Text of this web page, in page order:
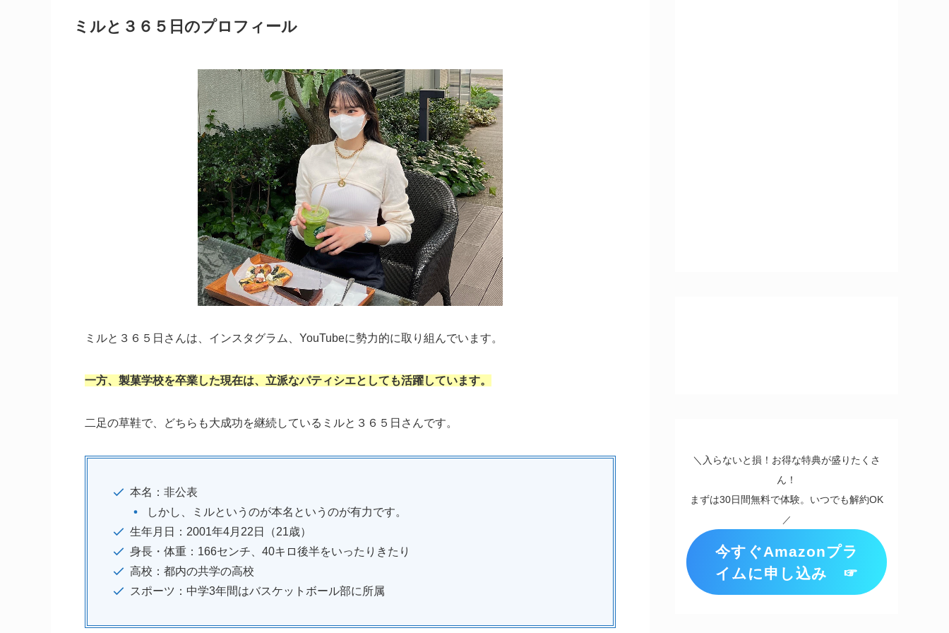
ミルと３６５日のプロフィール
ミルと３６５日さんは、インスタグラム、YouTubeに勢力的に取り組んでいます。
一方、製菓学校を卒業した現在は、立派なパティシエとしても活躍しています。
二足の草鞋で、どちらも大成功を継続しているミルと３６５日さんです。
本名：非公表
しかし、ミルというのが本名というのが有力です。
生年月日：2001年4月22日（21歳）
身長・体重：166センチ、40キロ後半をいったりきたり
高校：都内の共学の高校
スポーツ：中学3年間はバスケットボール部に所属
＼入らないと損！お得な特典が盛りたくさ
ん！
まずは30日間無料で体験。いつでも解約OK
／
今すぐAmazonプラ
イムに申し込み ☞